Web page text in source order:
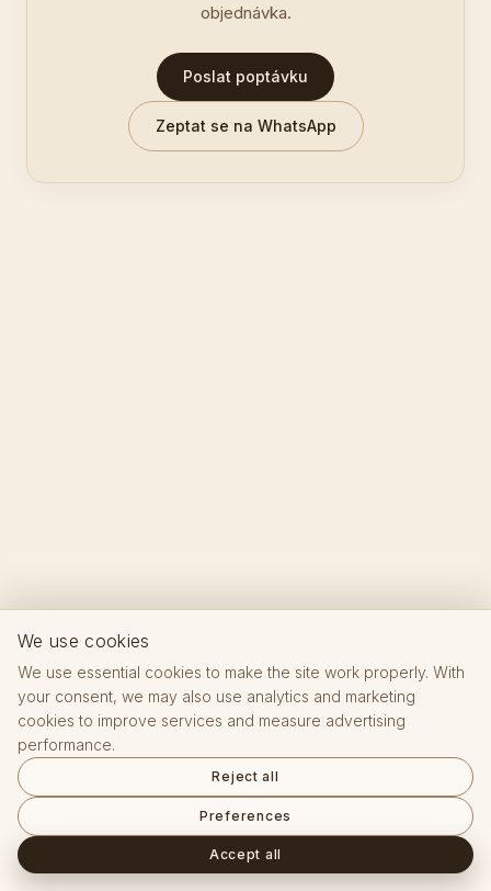
objednávka.
Poslat poptávku
Zeptat se na WhatsApp
We use cookies
We use essential cookies to make the site work properly. With
your consent, we may also use analytics and marketing
cookies to improve services and measure advertising
performance.
Reject all
Preferences
Accept all